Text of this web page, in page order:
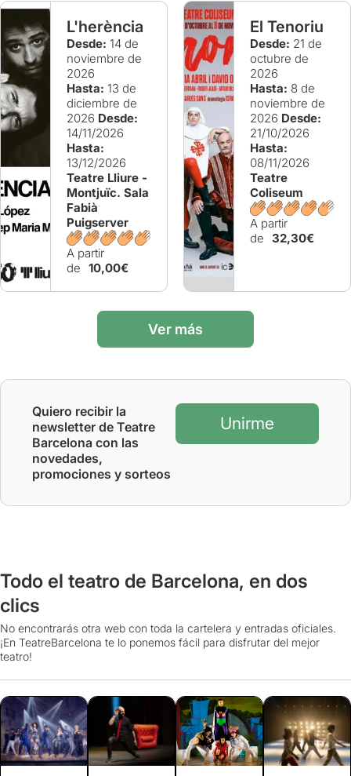
L'herència
Desde: 14 de
noviembre de
2026
Hasta: 13 de
diciembre de
2026 Desde:
14/11/2026
Hasta:
13/12/2026
Teatre Lliure -
Montjuïc. Sala
Fabià
Puigserver
A partir
de 10,00€
El Tenoriu
Desde: 21 de
octubre de
2026
Hasta: 8 de
noviembre de
2026 Desde:
21/10/2026
Hasta:
08/11/2026
Teatre
Coliseum
A partir
de 32,30€
Ver más
Quiero recibir la
newsletter de Teatre
Barcelona con las
novedades,
promociones y sorteos
Unirme
Todo el teatro de Barcelona, en dos
clics
No encontrarás otra web con toda la cartelera y entradas oficiales.
¡En TeatreBarcelona te lo ponemos fácil para disfrutar del mejor
teatro!